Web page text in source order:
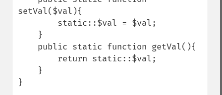
setVal($val){
}